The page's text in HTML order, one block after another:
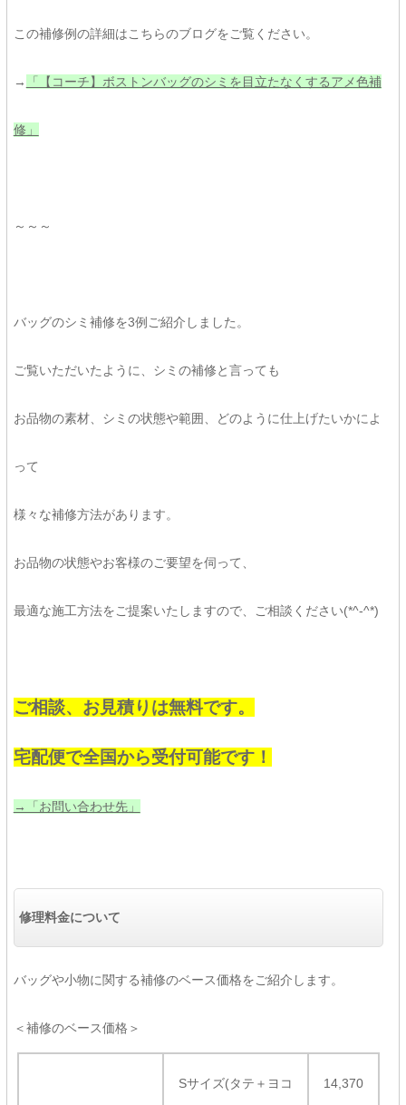
この補修例の詳細はこちらのブログをご覧ください。
→ 「【コーチ】ボストンバッグのシミを目立たなくするアメ色補
修」
～～～
バッグのシミ補修を3例ご紹介しました。
ご覧いただいたように、シミの補修と言っても
お品物の素材、シミの状態や範囲、どのように仕上げたいかによ
って
様々な補修方法があります。
お品物の状態やお客様のご要望を伺って、
最適な施工方法をご提案いたしますので、ご相談ください(*^-^*)
ご相談、お見積りは無料です。
宅配便で全国から受付可能です！
→「お問い合わせ先」
修理料金について
バッグや小物に関する補修のベース価格をご紹介します。
＜補修のベース価格＞
Sサイズ(タテ＋ヨコ 14,370